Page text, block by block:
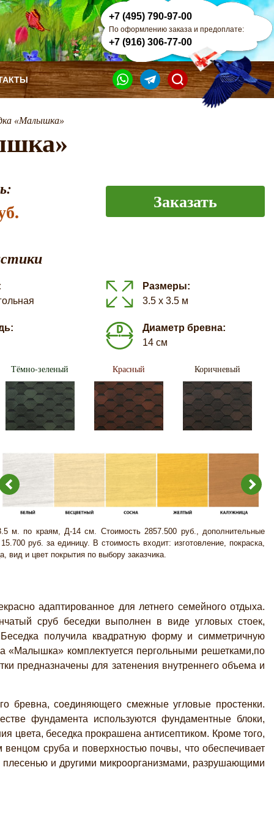
+7 (495) 790-97-00
По оформлению заказа и предоплате:
+7 (916) 306-77-00
«Малышка»
Заказать
Размеры:
3.5 х 3.5 м
Диаметр бревна:
14 см
Тёмно-зеленый Красный Коричневый
по краям, Д-14 см. Стоимость 2857.500 руб., дополнительные
руб. за единицу. В стоимость входит: изготовление, покраска,
вид и цвет покрытия по выбору заказчика.
адаптированное для летнего семейного отдыха.
сруб беседки выполнен в виде угловых стоек,
получила квадратную форму и симметричную
«Малышка» комплектуется пергольными решетками,по
предназначены для затенения внутреннего объема и
бревна, соединяющего смежные угловые простенки.
фундамента используются фундаментные блоки,
цвета, беседка прокрашена антисептиком. Кроме того,
сруба и поверхностью почвы, что обеспечивает
и другими микроорганизмами, разрушающими